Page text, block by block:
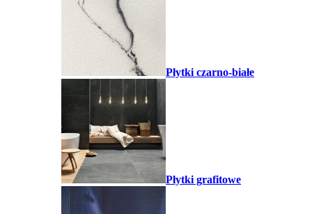
Płytki czarno-białe
Płytki grafitowe